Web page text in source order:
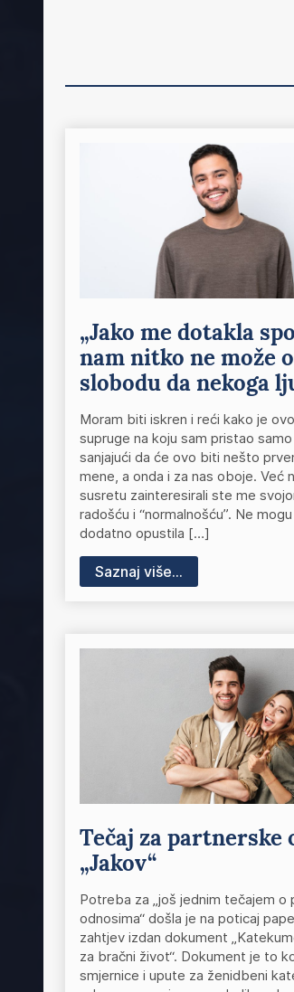
„Jako me dotakla
nam nitko ne može
slobodu da nekoga
Moram biti iskren i reći kako je
supruge na koju sam pristao
sanjajući da će ovo biti nešto
mene, a onda i za nas oboje. Već
susretu zainteresirali ste me
radošću i “normalnošću”. Ne
dodatno opustila […]
Saznaj više...
Tečaj za partnerske
„Jakov“
Potreba za „još jednim tečajem o
odnosima“ došla je na poticaj
zahtjev izdan dokument
za bračni život“. Dokument je to
smjernice i upute za ženidbeni